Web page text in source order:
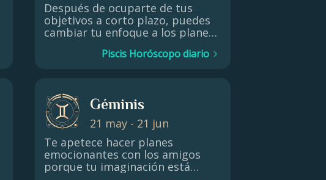
Después de ocuparte de tus
objetivos a corto plazo, puedes
cambiar tu enfoque a los planes
tiempo para disfrutar de tus
familia por la noche y relájate en
su compañía.
Piscis Horóscopo diario
Géminis
21 may - 21 jun
Te apetece hacer planes
emocionantes con los amigos
porque tu imaginación está